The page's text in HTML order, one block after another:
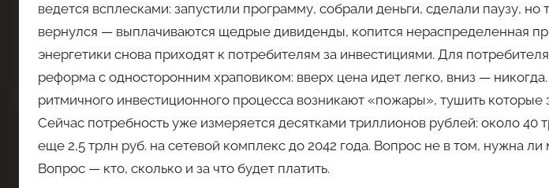
ведется всплесками: запустили программу, собрали деньги, сделали паузу, но
вернулся — выплачиваются щедрые дивиденды, копится нераспределенная
энергетики снова приходят к потребителям за инвестициями. Для
реформа с односторонним храповиком: вверх цена идет легко, вниз —
ритмичного инвестиционного процесса возникают «пожары», тушить
Сейчас потребность уже измеряется десятками триллионов рублей: около 40
еще 2,5 трлн руб. на сетевой комплекс до 2042 года. Вопрос не в том, нужна
Вопрос — кто, сколько и за что будет платить.